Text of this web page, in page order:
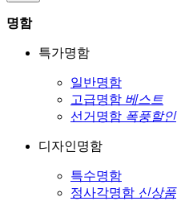
명함
특가명함
일반명함
고급명함 베스트
선거명함 폭풍할인
디자인명함
특수명함
정사각명함 신상품